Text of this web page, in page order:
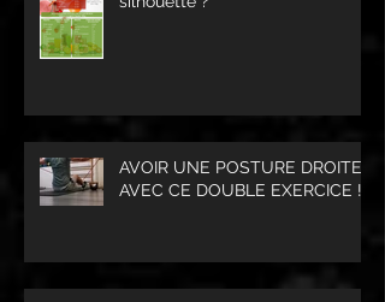
AVOIR UNE POSTURE DROITE
AVEC CE DOUBLE EXERCICE !